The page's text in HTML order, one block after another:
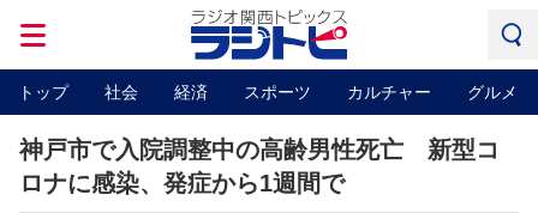
トップ 社会 経済 スポーツ カルチャー グルメ
神戸市で入院調整中の高齢男性死亡 新型コ
ロナに感染、発症から1週間で